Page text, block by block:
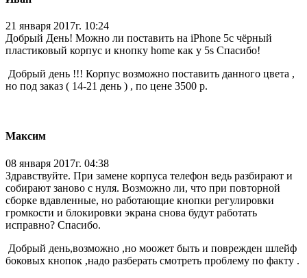
21 января 2017г. 10:24
Добрый День! Можно ли поставить на iPhone 5c чёрный
пластиковый корпус и кнопку home как у 5s Спасибо!
Добрый день !!! Корпус возможно поставить данного цвета ,
но под заказ ( 14-21 день ) , по цене 3500 р.
Максим
08 января 2017г. 04:38
Здравствуйте. При замене корпуса телефон ведь разбирают и
собирают заново с нуля. Возможно ли, что при повторной
сборке вдавленные, но работающие кнопки регулировки
громкости и блокировки экрана снова будут работать
исправно? Спасибо.
Добрый день,возможно ,но моожет быть и поврежден шлейф
боковых кнопок ,надо разберать смотреть проблему по факту .